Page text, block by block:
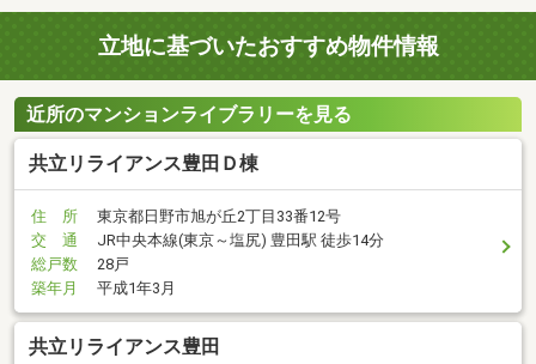
立地に基づいたおすすめ物件情報
近所のマンションライブラリーを見る
共立リライアンス豊田Ｄ棟
住 所
東京都日野市旭が丘2丁目33番12号
交 通
JR中央本線(東京～塩尻) 豊田駅 徒歩14分
総戸数
28戸
築年月
平成1年3月
共立リライアンス豊田